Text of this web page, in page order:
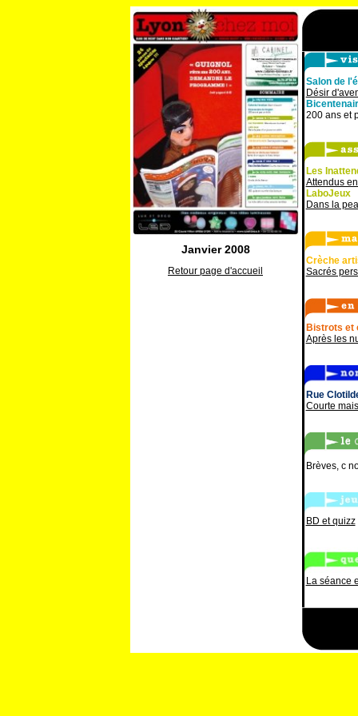
Janvier 2008
Retour page d'accueil
Salon de
Désir
200 ans et
Les
Attendus
LaboJeux
Dans la
Crèche
Sacrés
Bistrots et
Après les
Rue
Courte
Brèves, c
BD et quizz
La séance